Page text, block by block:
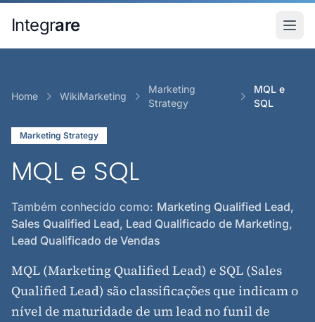
Integrare
Home WikiMarketing
Marketing
Strategy
MQL e
SQL
Marketing Strategy
MQL e SQL
Também conhecido como: Marketing Qualified Lead,
Sales Qualified Lead, Lead Qualificado de Marketing,
Lead Qualificado de Vendas
MQL (Marketing Qualified Lead) e SQL (Sales
Qualified Lead) são classificações que indicam o
nível de maturidade de um lead no funil de